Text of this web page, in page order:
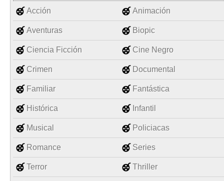
Acción Animación
Aventuras Biopic
Ciencia Ficción Cine Negro
Crimen Documental
Familiar Fantástica
Histórica Infantil
Musical Policiacas
Romance Series
Terror Thriller